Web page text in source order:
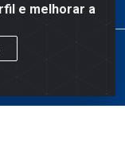
e melhorar a
Verde, São José
0004-83